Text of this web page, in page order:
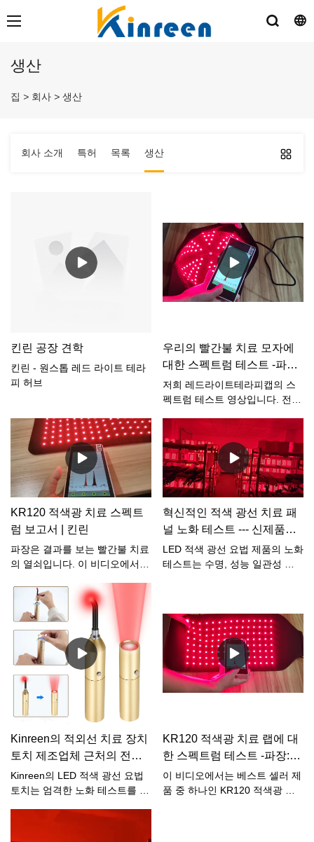
생산
집 > 회사 > 생산
회사 소개 특허 목록 생산
킨린 공장 견학
킨린 - 원스톱 레드 라이트 테라
피 허브
우리의 빨간불 치료 모자에
대한 스펙트럼 테스트 -파장:
670nm:810nm=1:2
저희 레드라이트테라피캡의 스
펙트럼 테스트 영상입니다. 전문
여 이 한도를 테스트합니다.이
캡은 670nm 및 810nm를 사용
합니다.670nm:810nm=1:2 이
스펙트럼 비율은 뇌 건강에 좋습
니다.우리다음을 약속합니다소
료 제품을 만들기 위해 가장 확
실한 재료를 사용합니다.
KR120 적색광 치료 스펙트
럼 보고서 | 킨린
파장은 결과를 보는 빨간불 치료
의 열쇠입니다. 이 비디오에서
는 방법에 대한 일반적인 아이디
어를 얻을 수 있습니다.Kinreen
의 KR120 적색광 치료 랩은 적
색 660nm 및 근적외선 850nm
와 결합됩니다. 850nm는 육안으
로는 보이지 않지만 카메라나 야
간에 볼 수 있습니다. 또한 스펙
트럼 테스트 장비를 통해 테스트
할 수 있습니다.
혁신적인 적색 광선 치료 패
널 노화 테스트 --- 신제품의
경우 3일 이상
LED 적색 광선 요법 제품의 노화
테스트는 수명, 성능 일관성 및
간이 지남에 따라 장치가 어떻게
유지되는지 평가합니다. 엄격한
노화 과정을 거쳐 당사의 LED 적
색 광선 요법 장치는 최적의 치
료 결과를 유지하는 것으로 입증
되어 고객이 이 혁신적인 웰니스
든 신제품은 최소 3일 동안 노화
테스트를 거쳐 내구성과 수명이
철저히 평가됩니다. 일반 제품의
경우 이 엄격한 테스트는 최소 8
시간 동안 지속됩니다. 또한, 우
Kinreen의 적외선 치료 장치
토치 제조업체 근처의 전문
적인 5 파장
Kinreen의 LED 적색 광선 요법
토치는 엄격한 노화 테스트를 거
된 성능을 보장합니다. 이 프로
KR120 적색광 치료 랩에 대
한 스펙트럼 테스트 -파장:
660nm:850nm=1:2
이 비디오에서는 베스트 셀러 제
품 중 하나인 KR120 적색광 치